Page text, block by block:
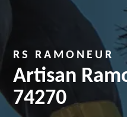
RS RAMONEUR
Artisan
74270